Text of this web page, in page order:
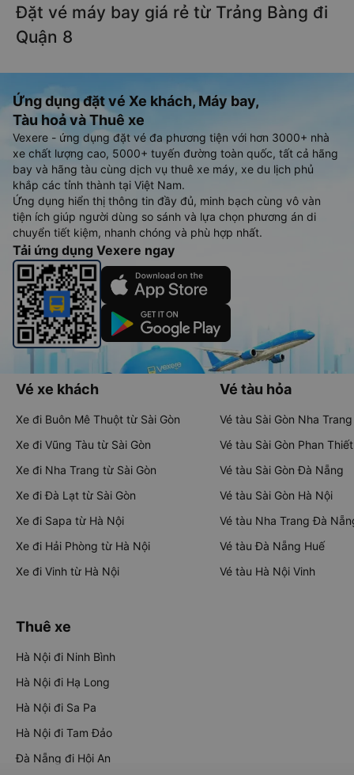
Đặt vé máy bay giá rẻ từ Trảng Bàng đi
Quận 8
Ứng dụng đặt vé Xe khách, Máy bay,
Tàu hoả và Thuê xe
Vexere - ứng dụng đặt vé đa phương tiện với hơn 3000+ nhà
xe chất lượng cao, 5000+ tuyến đường toàn quốc, tất cả hãng
bay và hãng tàu cùng dịch vụ thuê xe máy, xe du lịch phủ
khắp các tỉnh thành tại Việt Nam.
Ứng dụng hiển thị thông tin đầy đủ, minh bạch cùng vô vàn
tiện ích giúp người dùng so sánh và lựa chọn phương án di
chuyển tiết kiệm, nhanh chóng và phù hợp nhất.
Tải ứng dụng Vexere ngay
Vé xe khách
Xe đi Buôn Mê Thuột từ Sài Gòn
Xe đi Vũng Tàu từ Sài Gòn
Xe đi Nha Trang từ Sài Gòn
Xe đi Đà Lạt từ Sài Gòn
Xe đi Sapa từ Hà Nội
Xe đi Hải Phòng từ Hà Nội
Xe đi Vinh từ Hà Nội
Vé tàu hỏa
Vé tàu Sài Gòn Nha Trang
Vé tàu Sài Gòn Phan Thiết
Vé tàu Sài Gòn Đà Nẵng
Vé tàu Sài Gòn Hà Nội
Vé tàu Nha Trang Đà
Vé tàu Đà Nẵng Huế
Vé tàu Hà Nội Vinh
Thuê xe
Hà Nội đi Ninh Bình
Hà Nội đi Hạ Long
Hà Nội đi Sa Pa
Hà Nội đi Tam Đảo
Đà Nẵng đi Hội An